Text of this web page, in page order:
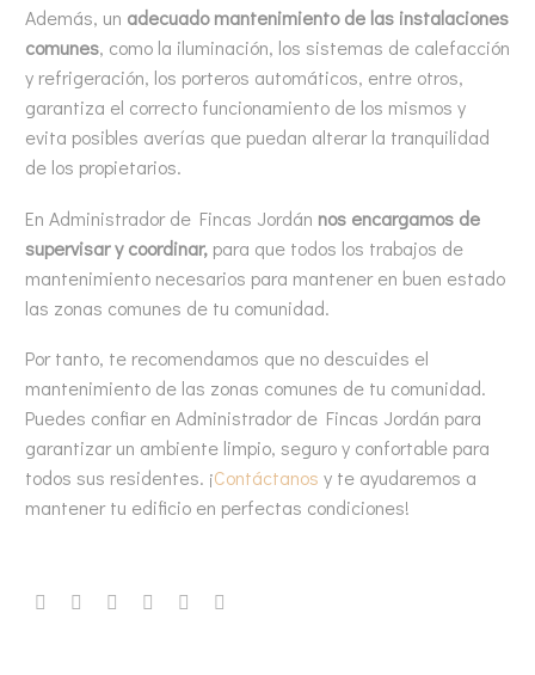
Además, un adecuado mantenimiento de las instalaciones
comunes, como la iluminación, los sistemas de calefacción
y refrigeración, los porteros automáticos, entre otros,
garantiza el correcto funcionamiento de los mismos y
evita posibles averías que puedan alterar la tranquilidad
de los propietarios.
En Administrador de Fincas Jordán nos encargamos de
supervisar y coordinar, para que todos los trabajos de
mantenimiento necesarios para mantener en buen estado
las zonas comunes de tu comunidad.
Por tanto, te recomendamos que no descuides el
mantenimiento de las zonas comunes de tu comunidad.
Puedes confiar en Administrador de Fincas Jordán para
garantizar un ambiente limpio, seguro y confortable para
todos sus residentes. ¡Contáctanos y te ayudaremos a
mantener tu edificio en perfectas condiciones!